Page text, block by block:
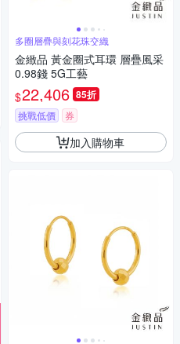
多圈層疊與刻花珠交織
金緻品 黃金圈式耳環 層疊風采
0.98錢 5G工藝
$22,406 85折
挑戰低價 券
加入購物車